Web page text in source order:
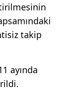
takip
ayında